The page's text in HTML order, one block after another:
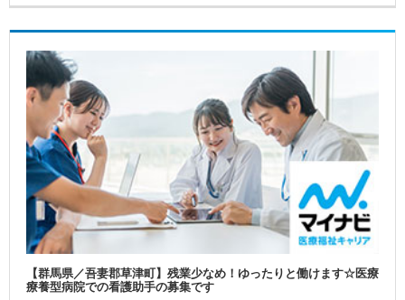
【群馬県／吾妻郡草津町】残業少なめ！ゆったりと働けます☆医療
療養型病院での看護助手の募集です